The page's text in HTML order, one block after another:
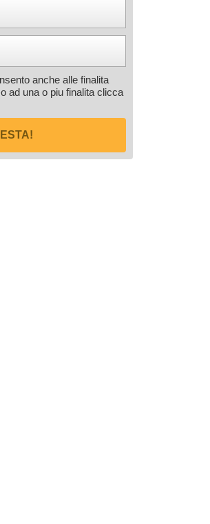
anche alle finalita
ad una o piu finalita clicca